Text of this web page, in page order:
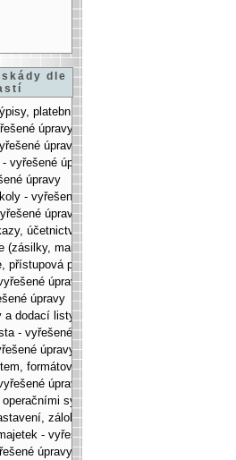
dle
platební příkazy - vyřešené úpravy
úpravy
úpravy
vyřešené úpravy
úpravy
- vyřešené úpravy
úpravy
účetnictví - vyřešené úpravy
(zásilky, mail-systém, ...) - vyřešené úpravy
přístupová práva, ... - vyřešené úpravy
úpravy
úpravy
a dodací listy - vyřešené úpravy
- vyřešené úpravy
úpravy
formátování, ... - vyřešené úpravy
úpravy
operačními systémy, technologické věci -
zálohování, instalace, ... -
- vyřešené úpravy
úpravy